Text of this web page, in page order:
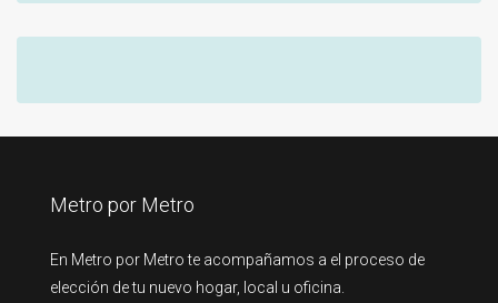
Metro por Metro
En Metro por Metro te acompañamos a el proceso de
elección de tu nuevo hogar, local u oficina.